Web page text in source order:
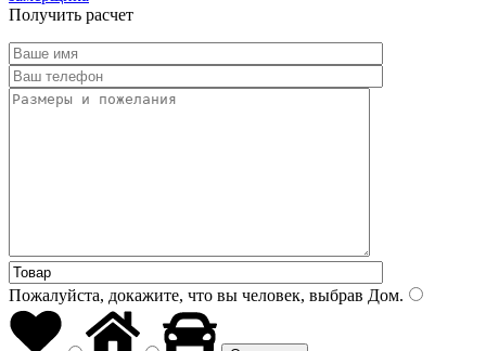
Получить расчет
Пожалуйста, докажите, что вы человек, выбрав Дом.